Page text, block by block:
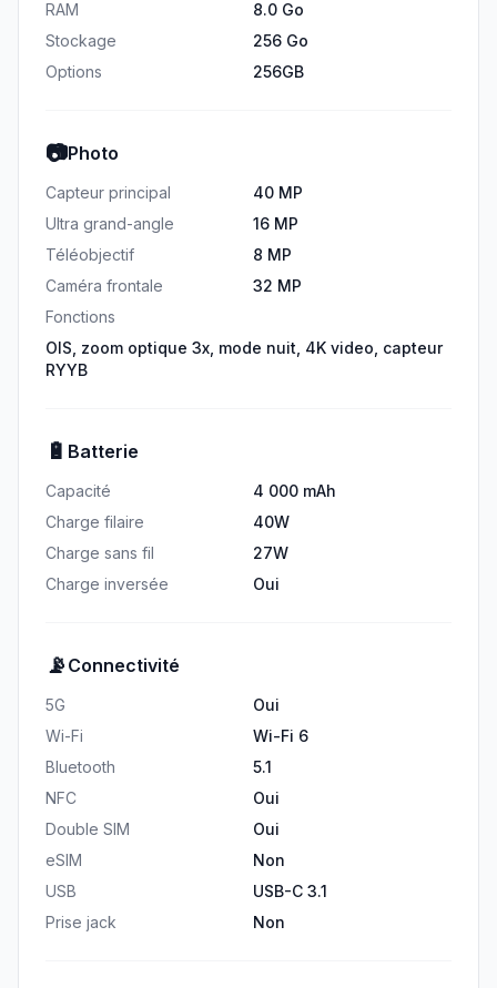
RAM
8.0 Go
Stockage
256 Go
Options
256GB
📷Photo
Capteur principal
40 MP
Ultra grand-angle
16 MP
Téléobjectif
8 MP
Caméra frontale
32 MP
Fonctions
OIS, zoom optique 3x, mode nuit, 4K video, capteur
RYYB
🔋 Batterie
Capacité
4 000 mAh
Charge filaire
40W
Charge sans fil
27W
Charge inversée
Oui
📡 Connectivité
5G
Oui
Wi-Fi
Wi-Fi 6
Bluetooth
5.1
NFC
Oui
Double SIM
Oui
eSIM
Non
USB
USB-C 3.1
Prise jack
Non